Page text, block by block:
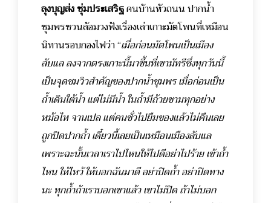
ลุงบุญส่ง ซุ่มประเสริฐคนบ้านหัวถนน ปากน้ำ
ชุมพรชวนล้อมวงฟังเรื่องเล่าเกาะมัตโพนที่เหมือน
นิทานรอบกองไฟว่า “เมื่อก่อนมัตโพนเป็นเมือง
ลับแล ลงจากตรงเกาะนี้มาขึ้นที่เขามัทรีซึ่งทุกวันนี้
เป็นจุดชมวิวสำคัญของปากน้ำชุมพร เมื่อก่อนเป็น
ถ้ำเดินใต้น้ำ แต่ไม่มีน้ำ ในถ้ำมีถ้วยชามทุกอย่าง
หม้อไห จานเปล แต่คนชั่วไปยืมของแล้วไม่คืนเลย
ถูกปิดปากถ้ำ เดี๋ยวนี้เลยเป็นเหมือนเมืองลับแล
เพราะฉะนั้นเวลาเราไปไหนให้ไปดีอย่าไปร้าย เข้าถ้ำ
ไหน ให้ไหว้ ให้บอกฉันมาดี อย่าปิดถ้ำ อย่าปิดทาง
นะ ทุกถ้ำถ้าเราบอกเขาแล้ว เขาไม่ปิด ถ้าไม่บอก